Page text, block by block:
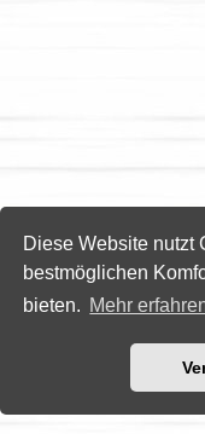
Diese Website nutzt
bestmöglichen
bieten. Mehr